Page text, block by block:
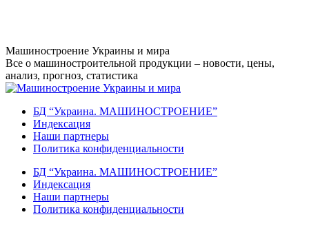
Перейти
к
содержанию
Машиностроение Украины и мира
Все о машиностроительной продукции – новости, цены,
анализ, прогноз, статистика
БД “Украина. МАШИНОСТРОЕНИЕ”
Индекcация
Наши партнеры
Политика конфиденциальности
БД “Украина. МАШИНОСТРОЕНИЕ”
Индекcация
Наши партнеры
Политика конфиденциальности